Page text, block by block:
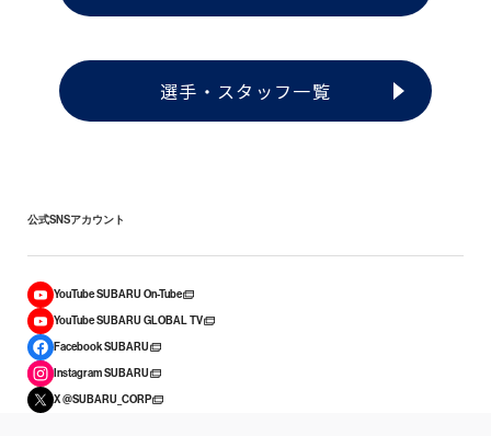
選手・スタッフ一覧
公式SNSアカウント
YouTube SUBARU On-Tube
YouTube SUBARU GLOBAL TV
Facebook SUBARU
Instagram SUBARU
X @SUBARU_CORP